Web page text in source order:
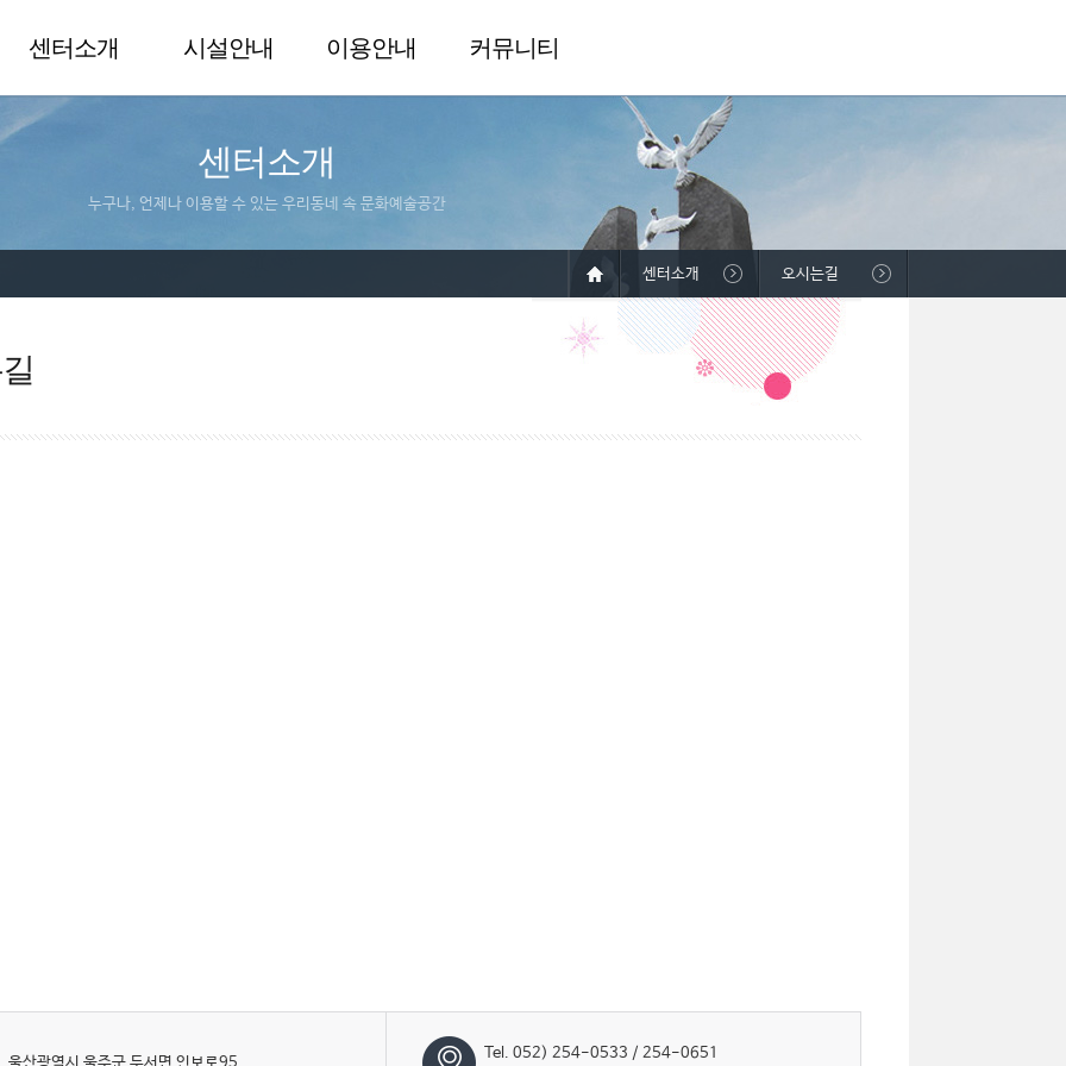
센터소개 시설안내 이용안내 커뮤니티
센터소개
누구나, 언제나 이용할 수 있는 우리동네 속 문화예술공간
센터소개 오시는길
Tel. 052) 254-0533 / 254-0651